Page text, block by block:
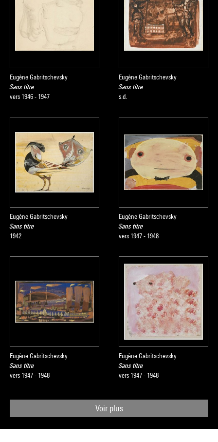
Eugène Gabritschevsky
Sans titre
vers 1946 - 1947
Eugène Gabritschevsky
Sans titre
s.d.
Eugène Gabritschevsky
Sans titre
1942
Eugène Gabritschevsky
Sans titre
vers 1947 - 1948
Eugène Gabritschevsky
Sans titre
vers 1947 - 1948
Eugène Gabritschevsky
Sans titre
vers 1947 - 1948
Voir plus